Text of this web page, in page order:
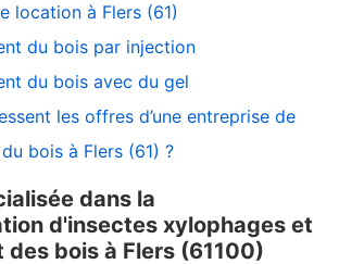
location à Flers (61)
du bois par injection
du bois avec du gel
les offres d’une entreprise de
bois à Flers (61) ?
dans la
d'insectes xylophages et
bois à Flers (61100)